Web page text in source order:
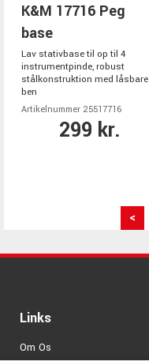
K&M 17716 Peg
base
Lav stativbase til op til 4
instrumentpinde, robust
stålkonstruktion med låsbare
ben
Artikelnummer 25517716
299 kr.
<
Links
Om Os